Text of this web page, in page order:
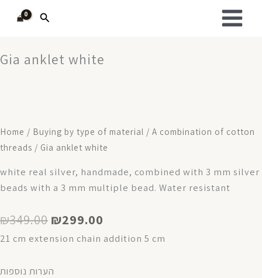
Search
Gia anklet white
Home / Buying by type of material / A combination of cotton
threads / Gia anklet white
white real silver, handmade, combined with 3 mm silver
beads with a 3 mm multiple bead. Water resistant
₪349.00 Original
price
₪349.00.
₪299.00
price
21 cm extension chain addition 5 cm
הערות נוספות
Gia